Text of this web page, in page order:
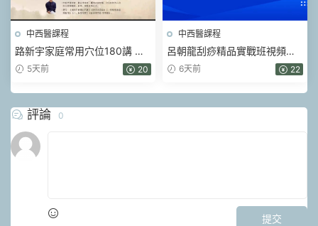
中西醫課程
路新宇家庭常用穴位180講 視
頻84集+網頁版文檔
5天前 20
中西醫課程
呂朝龍刮痧精品實戰班視頻課
144集（天津班現場實錄）
6天前 22
評論 0
提交